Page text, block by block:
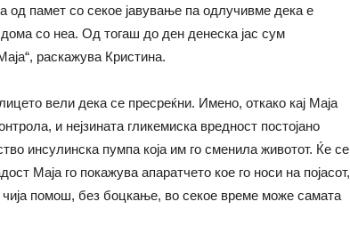
од памет со секое јавување па одлучивме дека е
со неа. Од тогаш до ден денеска јас сум
раскажува Кристина.
вели дека се пресреќни. Имено, откако кај Маја
и нејзината гликемиска вредност постојано
инсулинска пумпа која им го сменила животот. Ќе се
Маја го покажува апаратчето кое го носи на појасот,
чија помош, без боцкање, во секое време може самата